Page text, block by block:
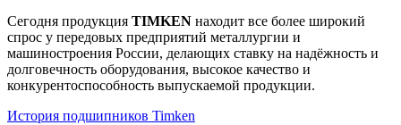
Сегодня продукция TIMKEN находит все более широкий
спрос у передовых предприятий металлургии и
машиностроения России, делающих ставку на надёжность и
долговечность оборудования, высокое качество и
конкурентоспособность выпускаемой продукции.
История подшипников Timken